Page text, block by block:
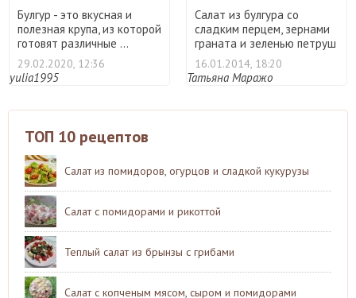
Булгур - это вкусная и
полезная крупа, из которой
готовят различные ...
29.02.2020, 12:36
yulia1995
Салат из булгура со
сладким перцем, зернами
граната и зеленью петруш
...
16.01.2014, 18:20
Татьяна Маражо
ТОП 10 рецептов
Салат из помидоров, огурцов и сладкой кукурузы
Салат с помидорами и рикоттой
Теплый салат из брынзы с грибами
Салат с копченым мясом, сыром и помидорами